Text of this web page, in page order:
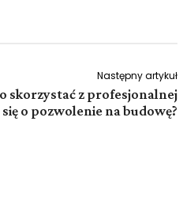
Następny artykuł
skorzystać z profesjonalnej
o pozwolenie na budowę?